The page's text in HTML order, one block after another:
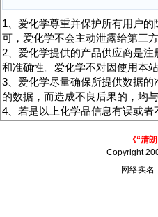
1、爱化学尊重并保护所有用户
可，爱化学不会主动泄露给第三方
2、爱化学提供的产品供应商是
和准确性。爱化学不对因使用本
3、爱化学尽量确保所提供数据
的数据，而造成不良后果的，均
4、若是以上化学品信息有误或者
《“清
Copyright
网络实名